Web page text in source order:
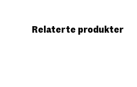
Relaterte produkter